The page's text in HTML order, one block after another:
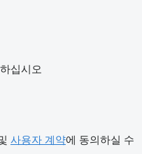
십시오
사용자 계약에 동의하실 수